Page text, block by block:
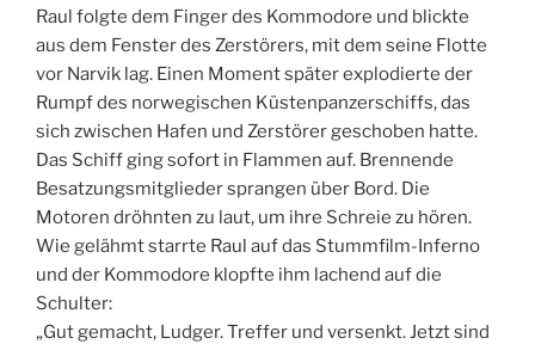
Raul folgte dem Finger des Kommodore und blickte
aus dem Fenster des Zerstörers, mit dem seine Flotte
vor Narvik lag. Einen Moment später explodierte der
Rumpf des norwegischen Küstenpanzerschiffs, das
sich zwischen Hafen und Zerstörer geschoben hatte.
Das Schiff ging sofort in Flammen auf. Brennende
Besatzungsmitglieder sprangen über Bord. Die
Motoren dröhnten zu laut, um ihre Schreie zu hören.
Wie gelähmt starrte Raul auf das Stummfilm-Inferno
und der Kommodore klopfte ihm lachend auf die
Schulter:
„Gut gemacht, Ludger. Treffer und versenkt. Jetzt sind